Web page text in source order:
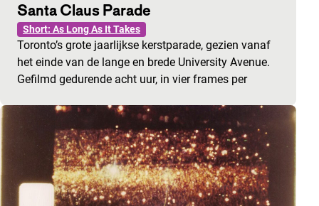
Santa Claus Parade
Short: As Long As It Takes
Toronto’s grote jaarlijkse kerstparade, gezien vanaf
het einde van de lange en brede University Avenue.
Gefilmd gedurende acht uur, in vier frames per